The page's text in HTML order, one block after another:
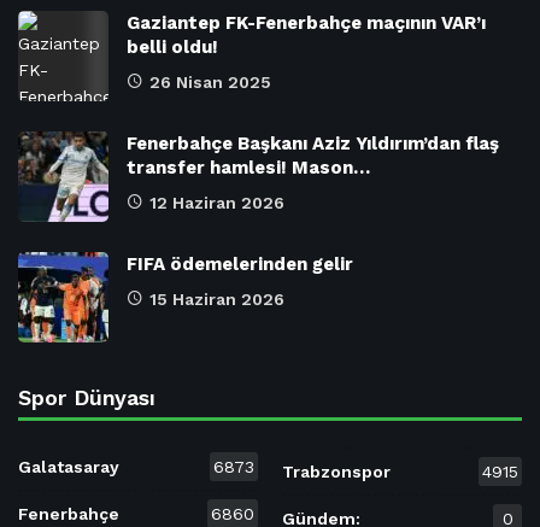
Gaziantep FK-Fenerbahçe maçının VAR’ı
belli oldu!
26 Nisan 2025
Fenerbahçe Başkanı Aziz Yıldırım’dan flaş
transfer hamlesi! Mason…
12 Haziran 2026
FIFA ödemelerinden gelir
15 Haziran 2026
Spor Dünyası
Galatasaray 6873
Fenerbahçe 6860
Trabzonspor 4915
Gündem: 0